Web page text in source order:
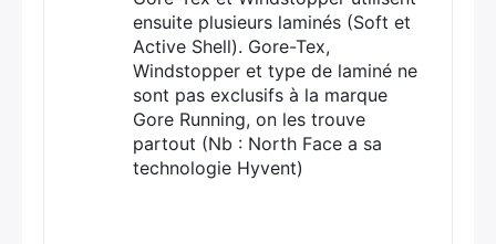
ensuite plusieurs laminés (Soft et
Active Shell). Gore-Tex,
Windstopper et type de laminé ne
sont pas exclusifs à la marque
Gore Running, on les trouve
partout (Nb : North Face a sa
technologie Hyvent)